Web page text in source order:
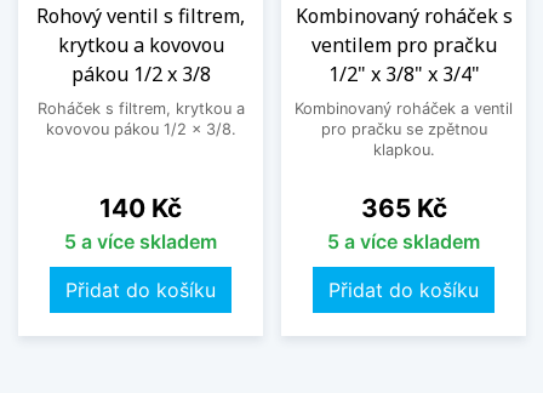
Rohový ventil s filtrem,
krytkou a kovovou
pákou 1/2 x 3/8
Roháček s filtrem, krytkou a
kovovou pákou 1/2 x 3/8.
Cena
140 Kč
5 a více skladem
Přidat do košíku
Kombinovaný roháček s
ventilem pro pračku
1/2" x 3/8" x 3/4"
Kombinovaný roháček a ventil
pro pračku se zpětnou
klapkou.
Cena
365 Kč
5 a více skladem
Přidat do košíku